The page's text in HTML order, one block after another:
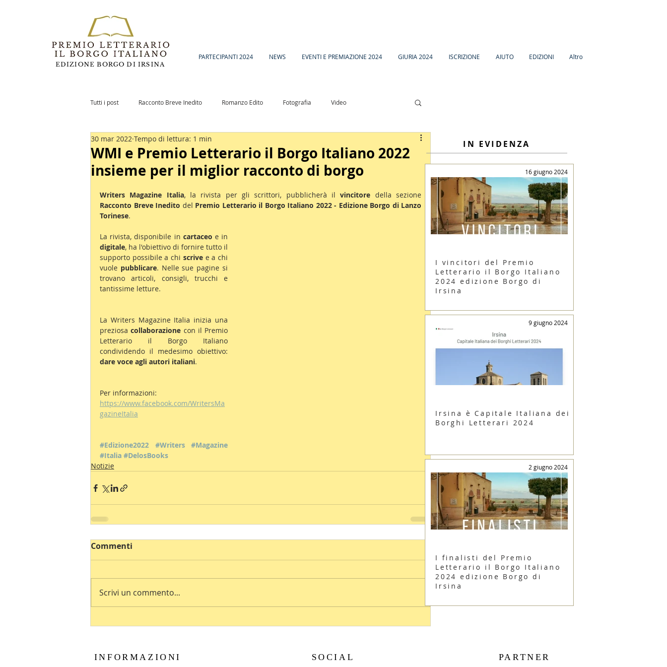
EDIZIONE BORGO DI IRSINA
PARTECIPANTI 2024 NEWS EVENTI E PREMIAZIONE 2024 GIURIA 2024 ISCRIZIONE AIUTO EDIZIONI Altro
Tutti i post Racconto Breve Inedito Romanzo Edito Fotografia Video
Romanzo Inedito Notizie
WMI e Premio Letterario il Borgo Italiano 2022
insieme per il miglior racconto di borgo
30 mar 2022 Tempo di lettura: 1 min
Writers Magazine Italia, la rivista per gli scrittori, pubblicherà il vincitore
Racconto Breve Inedito del Premio Letterario il Borgo Italiano 2022 - Edizione Borgo di Lanzo
Torinese.
La rivista, disponibile in cartaceo
digitale, ha l'obiettivo di fornire tutto il
supporto possibile a chi scrive e a chi
vuole pubblicare. Nelle sue pagine si
trovano articoli, consigli, trucchi e
tantissime letture.
La Writers Magazine Italia inizia una
preziosa collaborazione con il Premio
Letterario il Borgo Italiano
dare voce agli autori italiani.
Per informazioni:
https://www.facebook.com/WritersMa
gazineItalia
#Edizione2022 #Writers
#Magazine
#Italia #DelosBooks
Notizie
Commenti
Scrivi un commento...
16 giugno 2024
I vincitori del Premio
Letterario il Borgo Italiano
2024 edizione Borgo di
Irsina
9 giugno 2024
Irsina è Capitale Italiana dei
Borghi Letterari 2024
2 giugno 2024
I finalisti del Premio
Letterario il Borgo Italiano
2024 edizione Borgo di
Irsina
IN EVIDENZA
INFORMAZIONI SOCIAL PARTNER